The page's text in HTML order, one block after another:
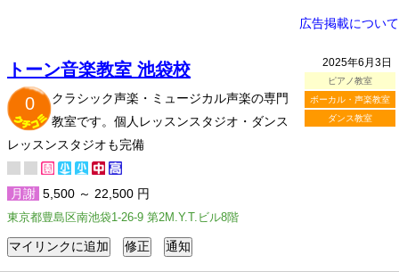
広告掲載について
2025年6月3日
ピアノ教室
ボーカル・声楽教室
ダンス教室
トーン音楽教室 池袋校
0
クラシック声楽・ミュージカル声楽の専門
教室です。個人レッスンスタジオ・ダンス
レッスンスタジオも完備
月謝 5,500 ～ 22,500 円
東京都豊島区南池袋1-26-9 第2M.Y.T.ビル8階